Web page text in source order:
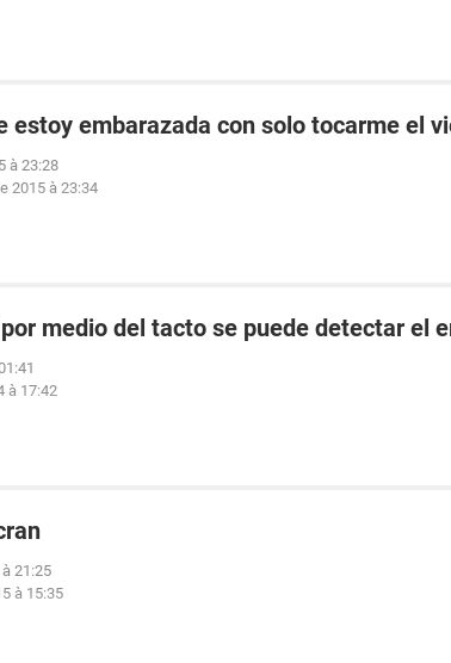
estoy embarazada con solo tocarme el
à 23:28
2015 à 23:34
medio del tacto se puede detectar el
à 17:42
21:25
à 15:35